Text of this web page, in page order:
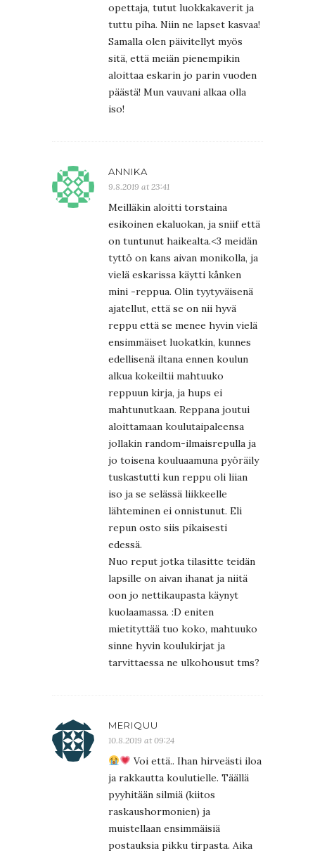
opettaja, tutut luokkakaverit ja
tuttu piha. Niin ne lapset kasvaa!
Samalla olen päivitellyt myös
sitä, että meiän pienempikin
aloittaa eskarin jo parin vuoden
päästä! Mun vauvani alkaa olla
iso!
ANNIKA
9.8.2019 at 23:41
Meilläkin aloitti torstaina
esikoinen ekaluokan, ja sniif että
on tuntunut haikealta.<3 meidän
tyttö on kans aivan monikolla, ja
vielä eskarissa käytti kånken
mini -reppua. Olin tyytyväisenä
ajatellut, että se on nii hyvä
reppu että se menee hyvin vielä
ensimmäiset luokatkin, kunnes
edellisenä iltana ennen koulun
alkua kokeiltii mahtuuko
reppuun kirja, ja hups ei
mahtunutkaan. Reppana joutui
aloittamaan koulutaipaleensa
jollakin random-ilmaisrepulla ja
jo toisena kouluaamuna pyöräily
tuskastutti kun reppu oli liian
iso ja se selässä liikkeelle
lähteminen ei onnistunut. Eli
repun osto siis pikaisesti
edessä.
Nuo reput jotka tilasitte teidän
lapsille on aivan ihanat ja niitä
oon jo nettikaupasta käynyt
kuolaamassa. :D eniten
mietityttää tuo koko, mahtuuko
sinne hyvin koulukirjat ja
tarvittaessa ne ulkohousut tms?
MERIQUU
10.8.2019 at 09:24
Voi että.. Ihan hirveästi iloa
ja rakkautta koulutielle. Täällä
pyyhitään silmiä (kiitos
raskaushormonien) ja
muistellaan ensimmäisiä
postauksia pikku tirpasta. Aika